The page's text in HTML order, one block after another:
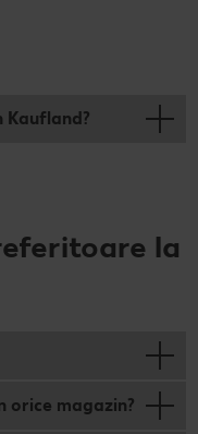
Kaufland?
la
orice magazin?